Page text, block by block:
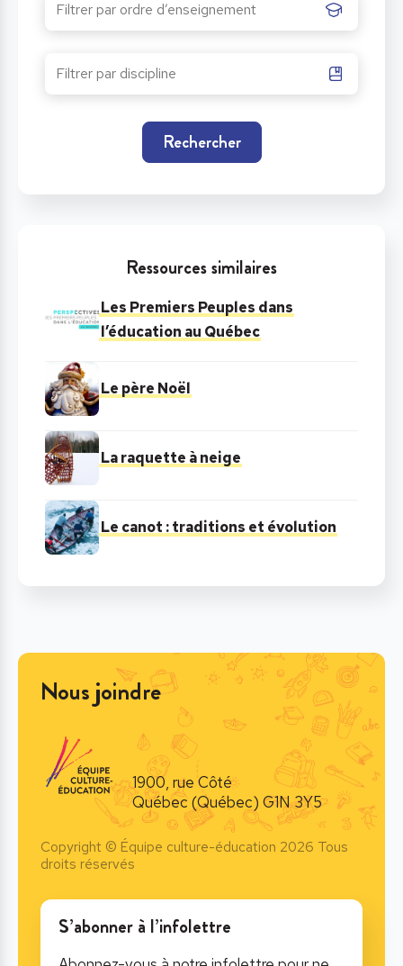
Rechercher
Ressources similaires
Les Premiers Peuples dans
l’éducation au Québec
Le père Noël
La raquette à neige
Le canot : traditions et évolution
Nous joindre
1900, rue Côté
Québec (Québec) G1N 3Y5
Copyright © Équipe culture-éducation 2026 Tous
droits réservés
S’abonner à l’infolettre